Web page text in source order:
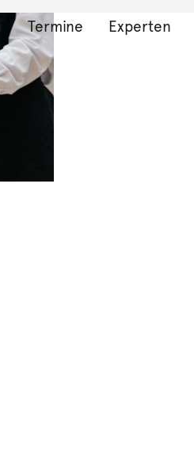
Termine Experten